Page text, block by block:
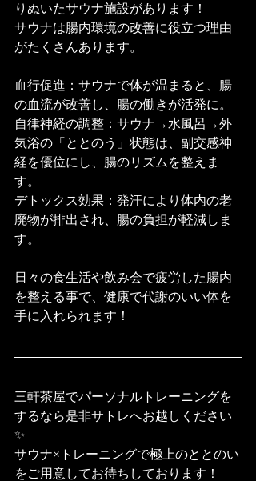
りぬいたサウナ施設があります！
サウナは腸内環境の改善に役立つ理由
がたくさんあります。
血行促進：サウナで体が温まると、腸
の血流が改善し、腸の働きが活発に。
自律神経の調整：サウナ→水風呂→外
気浴の「ととのう」状態は、副交感神
経を優位にし、腸のリズムを整えま
す。
デトックス効果：発汗により体内の老
廃物が排出され、腸の負担が軽減しま
す。
日々の食生活や飲み会で疲労した腸内
を整える事で、健康で代謝のいい体を
手に入れられます！
三軒茶屋でパーソナルトレーニングを
するなら是非サトレへお越しください
✨
サウナ×トレーニングで極上のととのい
をご用意してお待ちしております！